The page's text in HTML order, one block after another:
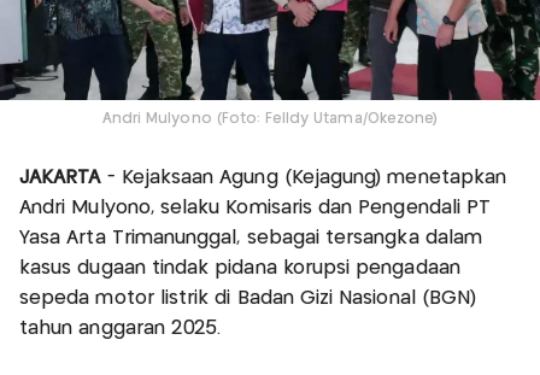
Andri Mulyono (Foto: Felldy Utama/Okezone)
JAKARTA- Kejaksaan Agung (Kejagung) menetapkan
Andri Mulyono, selaku Komisaris dan Pengendali PT
Yasa Arta Trimanunggal, sebagai tersangka dalam
kasus dugaan tindak pidana korupsi pengadaan
sepeda motor listrik di Badan Gizi Nasional (BGN)
tahun anggaran 2025.